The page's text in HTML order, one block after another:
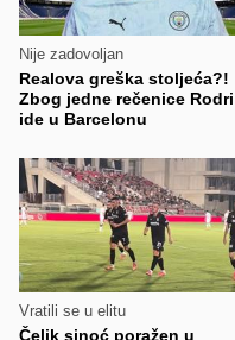
Nije zadovoljan
Realova greška stoljeća?!
Zbog jedne rečenice Rodri
ide u Barcelonu
Vratili se u elitu
Čelik sinoć poražen u